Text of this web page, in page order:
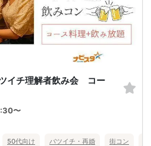
イチ理解者飲み会 コー
〜
50代向け バツイチ・再婚 街コン